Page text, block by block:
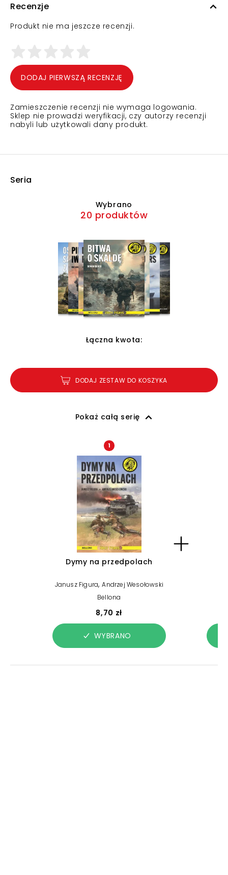
Recenzje
Produkt nie ma jeszcze recenzji.
DODAJ PIERWSZĄ RECENZJĘ
Zamieszczenie recenzji nie wymaga logowania.
Sklep nie prowadzi weryfikacji, czy autorzy recenzji
nabyli lub użytkowali dany produkt.
Seria
Wybrano
20 produktów
Łączna kwota:
DODAJ ZESTAW DO KOSZYKA
Pokaż całą serię
1
Dymy na przedpolach
Janusz Figura,Andrzej Wesołowski
Bellona
8,70 zł
WYBRANO